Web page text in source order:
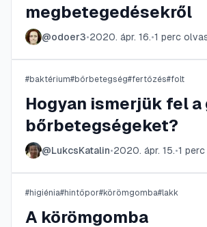
megbetegedésekről
@odoer3•2020. ápr. 16.•1 perc
#baktérium#bőrbetegség#fertőzés#folt
Hogyan ismerjük fel a
bőrbetegségeket?
@LukcsKatalin•2020. ápr. 15.•1
#higiénia#hintőpor#körömgomba#lakk
A körömgomba